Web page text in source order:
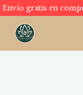
gratis en